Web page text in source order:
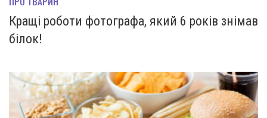
Кращі роботи фотографа, який 6 років знімав
білок!